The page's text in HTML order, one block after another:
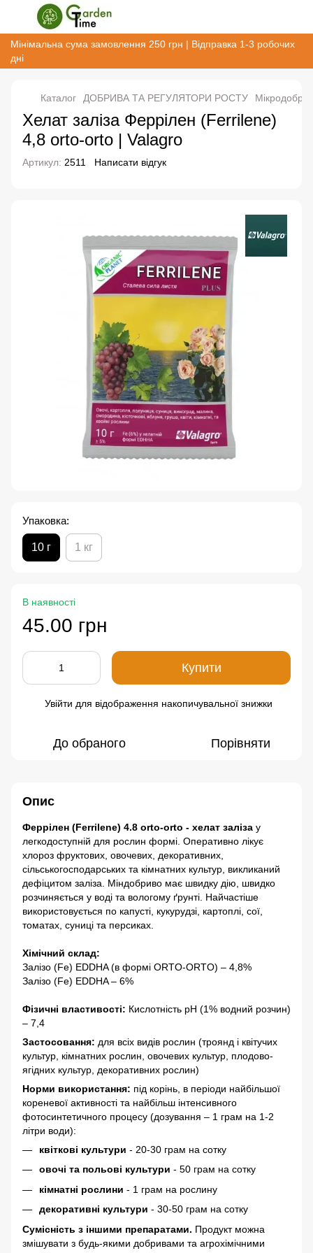
Мінімальна сума замовлення 250 грн | Відправка 1-3 робочих
дні
Каталог ДОБРИВА ТА РЕГУЛЯТОРИ РОСТУ
Хелат заліза Феррілен (Ferrilene)
4,8 orto-orto | Valagro
Артикул: 2511 Написати відгук
Упаковка:
10 г 1 кг
В наявності
45.00 грн
Купити
Увійти для відображення накопичувальної знижки
До обраного Порівняти
Опис
Феррілен (Ferrilene) 4.8 orto-orto - хелат заліза у
легкодоступній для рослин формі. Оперативно лікує
хлороз фруктових, овочевих, декоративних,
сільськогосподарських та кімнатних культур, викликаний
дефіцитом заліза. Міндобриво має швидку дію, швидко
розчиняється у воді та вологому ґрунті. Найчастіше
використовується по капусті, кукурудзі, картоплі, сої,
томатах, суниці та персиках.
Хімічний склад:
Залізо (Fe) EDDHA (в формі ORTO-ORTO) – 4,8%
Залізо (Fe) EDDHA – 6%
Фізичні властивості: Кислотність pH (1% водний розчин)
– 7,4
Застосовання: для всіх видів рослин (троянд і квітучих
культур, кімнатних рослин, овочевих культур, плодово-
ягідних культур, декоративних рослин)
Норми використання: під корінь, в періоди найбільшої
кореневої активності та найбільш інтенсивного
фотосинтетичного процесу (дозування – 1 грам на 1-2
літри води):
квіткові культури - 20-30 грам на сотку
овочі та польові культури - 50 грам на сотку
кімнатні рослини - 1 грам на рослину
декоративні культури - 30-50 грам на сотку
Сумісність з іншими препаратами. Продукт можна
змішувати з будь-якими добривами та агрохімічними